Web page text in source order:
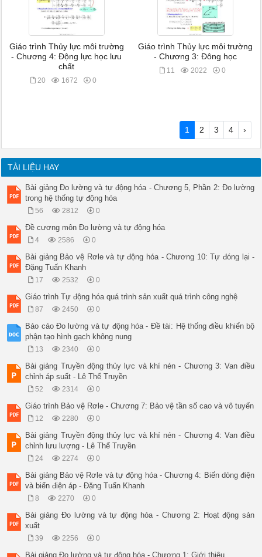
Giáo trình Thủy lực môi trường
- Chương 4: Động lực học lưu
chất
20 1672 0
Giáo trình Thủy lực môi trường
- Chương 3: Đông học
11 2022 0
1 2 3 4 ›
TÀI LIỆU HAY
Bài giảng Đo lường và tự động hóa - Chương 5, Phần 2: Đo lường
trong hệ thống tự động hóa
56 2812 0
Đề cương môn Đo lường và tự động hóa
4 2586 0
Bài giảng Bảo vệ Rơle và tự động hóa - Chương 10: Tự đóng lại -
Đặng Tuấn Khanh
17 2532 0
Giáo trình Tự động hóa quá trình sản xuất quá trình công nghệ
87 2450 0
Báo cáo Đo lường và tự động hóa - Đề tài: Hệ thống điều khiển bộ
phận tạo hình gạch không nung
13 2340 0
Bài giảng Truyền động thủy lực và khí nén - Chương 3: Van điều
chỉnh áp suất - Lê Thể Truyền
52 2314 0
Giáo trình Bảo vệ Rơle - Chương 7: Bảo vệ tần số cao và vô tuyến
12 2280 0
Bài giảng Truyền động thủy lực và khí nén - Chương 4: Van điều
chỉnh lưu lượng - Lê Thể Truyền
24 2274 0
Bài giảng Bảo vệ Rơle và tự động hóa - Chương 4: Biến dòng điện
và biến điện áp - Đặng Tuấn Khanh
8 2270 0
Bài giảng Đo lường và tự động hóa - Chương 2: Hoạt động sản
xuất
39 2256 0
Bài giảng Đo lường và tự động hóa - Chương 1: Giới thiệu